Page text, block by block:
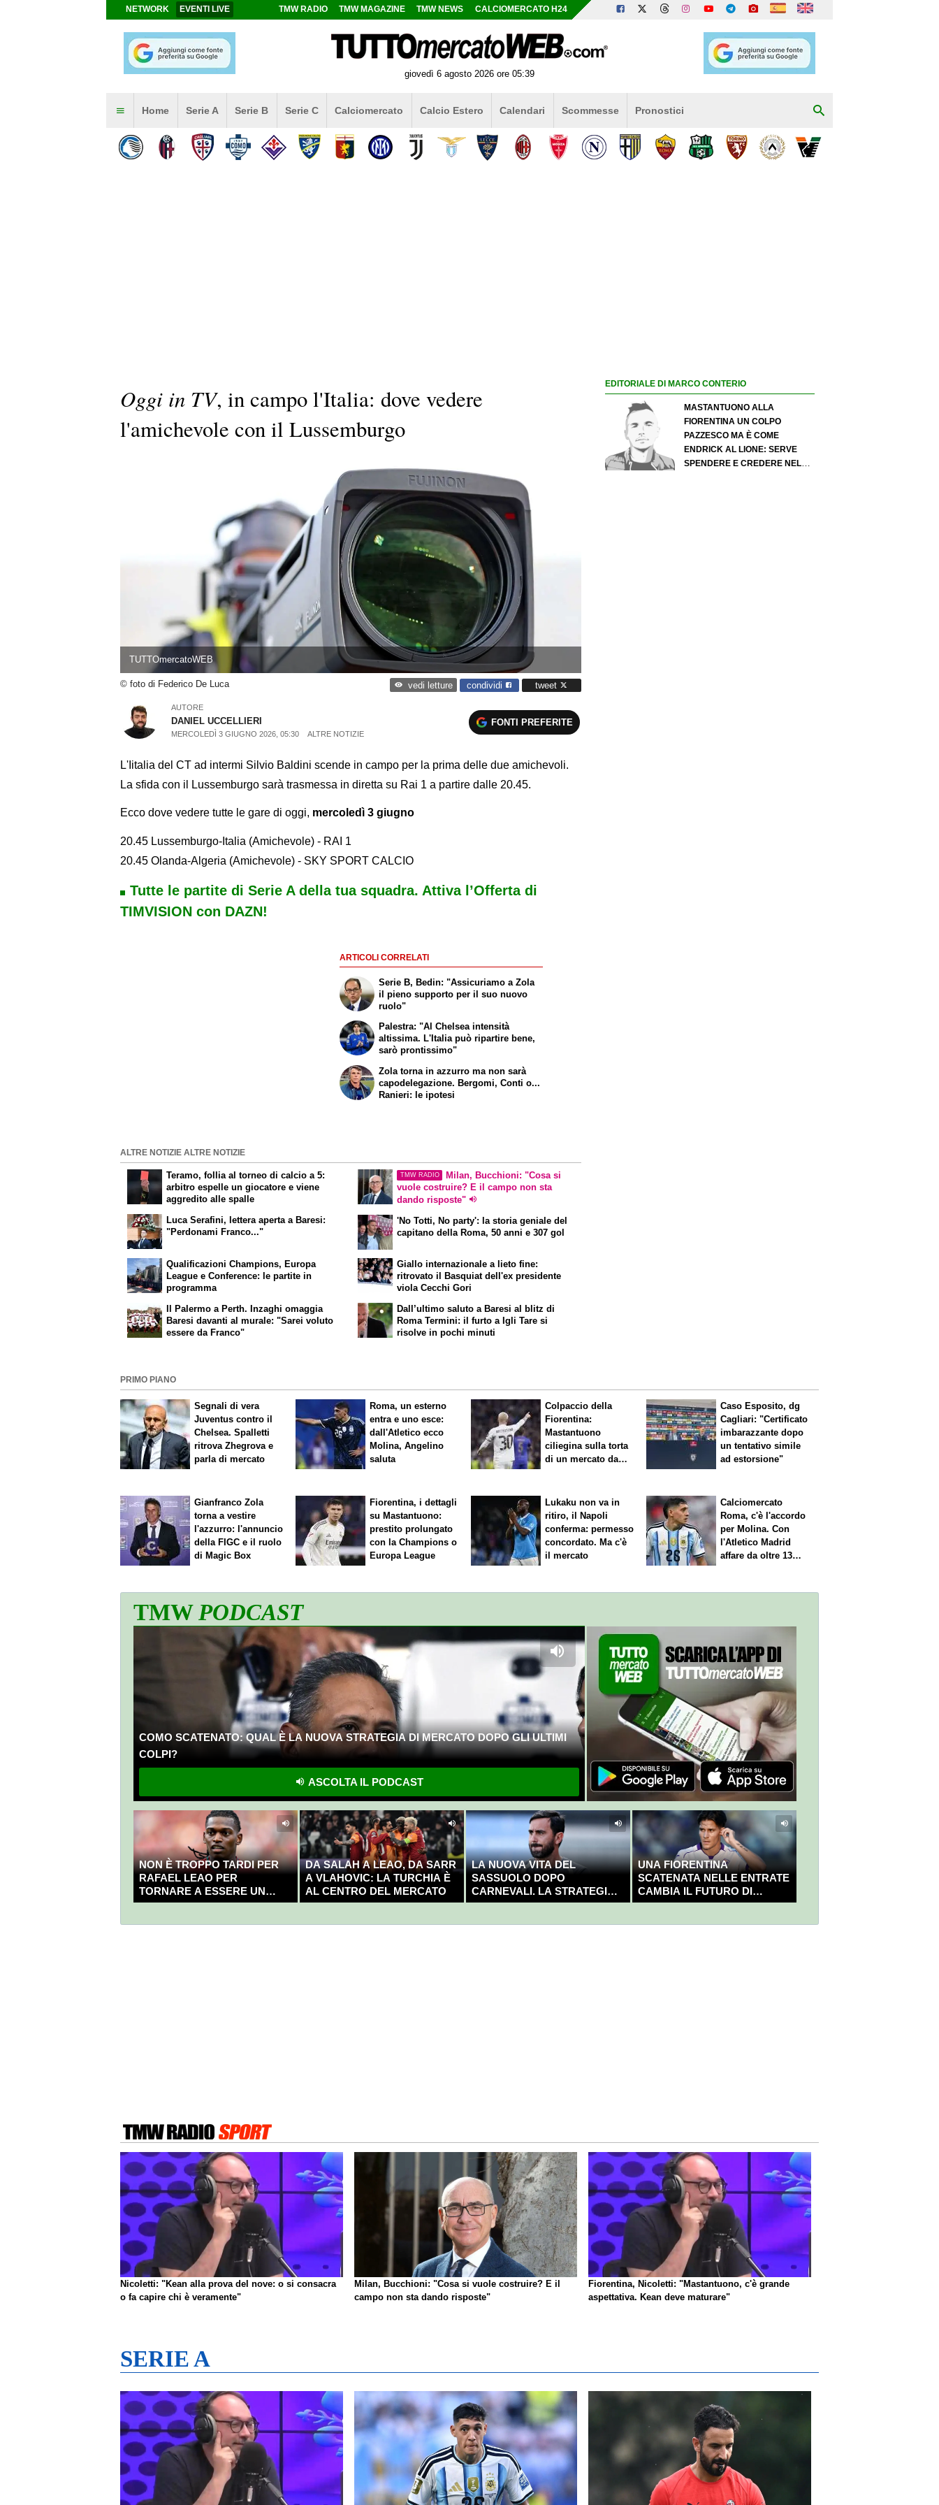
NETWORK EVENTI LIVE TMW RADIO TMW MAGAZINE TMW NEWS CALCIOMERCATO H24
giovedì 6 agosto 2026 ore 05:39
Home Serie A Serie B Serie C Calciomercato Calcio Estero Calendari Scommesse Pronostici
Oggi in TV, in campo l'Italia: dove vedere
l'amichevole con il Lussemburgo
TUTTOmercatoWEB
© foto di Federico De Luca vedi letture condividi tweet
AUTORE
DANIEL UCCELLIERI
MERCOLEDÌ 3 GIUGNO 2026, 05:30 ALTRE NOTIZIE
FONTI PREFERITE
L'Iitalia del CT ad intermi Silvio Baldini scende in campo per la prima delle due amichevoli.
La sfida con il Lussemburgo sarà trasmessa in diretta su Rai 1 a partire dalle 20.45.
Ecco dove vedere tutte le gare di oggi, mercoledì 3 giugno
20.45 Lussemburgo-Italia (Amichevole) - RAI 1
20.45 Olanda-Algeria (Amichevole) - SKY SPORT CALCIO
Tutte le partite di Serie A della tua squadra. Attiva l’Offerta di
TIMVISION con DAZN!
ARTICOLI CORRELATI
Serie B, Bedin: "Assicuriamo a Zola
il pieno supporto per il suo nuovo
ruolo"
Palestra: "Al Chelsea intensità
altissima. L'Italia può ripartire bene,
sarò prontissimo"
Zola torna in azzurro ma non sarà
capodelegazione. Bergomi, Conti o...
Ranieri: le ipotesi
ALTRE NOTIZIE ALTRE NOTIZIE
Teramo, follia al torneo di calcio a 5:
arbitro espelle un giocatore e viene
aggredito alle spalle
Luca Serafini, lettera aperta a Baresi:
"Perdonami Franco..."
TMW RADIO
Milan, Bucchioni: "Cosa si
vuole costruire? E il campo non sta
dando risposte"
'No Totti, No party': la storia geniale del
capitano della Roma, 50 anni e 307 gol
Qualificazioni Champions, Europa
League e Conference: le partite in
programma
Il Palermo a Perth. Inzaghi omaggia
Baresi davanti al murale: "Sarei voluto
essere da Franco"
Giallo internazionale a lieto fine:
ritrovato il Basquiat dell'ex presidente
viola Cecchi Gori
Dall’ultimo saluto a Baresi al blitz di
Roma Termini: il furto a Igli Tare si
risolve in pochi minuti
EDITORIALE DI MARCO CONTERIO
MASTANTUONO ALLA
FIORENTINA UN COLPO
PAZZESCO MA È COME
ENDRICK AL LIONE: SERVE
SPENDERE E CREDERE NELLO
PRIMO PIANO
Segnali di vera
Juventus contro il
Chelsea. Spalletti
ritrova Zhegrova e
parla di mercato
Roma, un esterno
entra e uno esce:
dall'Atletico ecco
Molina, Angelino
saluta
Colpaccio della
Fiorentina:
Mastantuono
ciliegina sulla torta
di un mercato da
Caso Esposito, dg
Cagliari: "Certificato
imbarazzante dopo
un tentativo simile
ad estorsione"
Gianfranco Zola
torna a vestire
l'azzurro: l'annuncio
della FIGC e il ruolo
di Magic Box
Fiorentina, i dettagli
su Mastantuono:
prestito prolungato
con la Champions o
Europa League
Lukaku non va in
ritiro, il Napoli
conferma: permesso
concordato. Ma c'è
il mercato
Calciomercato
Roma, c'è l'accordo
per Molina. Con
l'Atletico Madrid
affare da oltre 13
TMWPODCAST
COMO SCATENATO: QUAL È LA NUOVA STRATEGIA DI MERCATO DOPO GLI ULTIMI
COLPI?
ASCOLTA IL PODCAST
NON È TROPPO TARDI PER
RAFAEL LEAO PER
TORNARE A ESSERE UN
CAMPIONE
DA SALAH A LEAO, DA SARR
A VLAHOVIC: LA TURCHIA È
AL CENTRO DEL MERCATO
LA NUOVA VITA DEL
SASSUOLO DOPO
CARNEVALI. LA STRATEGIA È
GIÀ CHIARA E DECISA
UNA FIORENTINA
SCATENATA NELLE ENTRATE
CAMBIA IL FUTURO DI
NICOLÒ FAGIOLI?
Nicoletti: "Kean alla prova del nove: o si consacra
o fa capire chi è veramente"
Milan, Bucchioni: "Cosa si vuole costruire? E il
campo non sta dando risposte"
Fiorentina, Nicoletti: "Mastantuono, c'è grande
aspettativa. Kean deve maturare"
SERIE A